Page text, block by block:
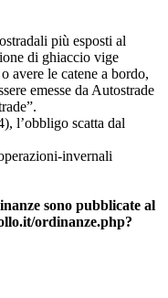
più esposti al
di ghiaccio vige
avere le catene a bordo,
emesse da Autostrade
l’obbligo scatta dal
invernali
sono pubblicate al
ordinanze.php?